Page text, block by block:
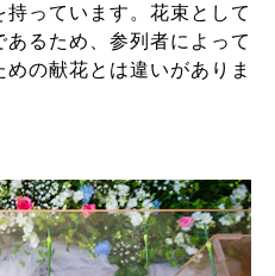
っています。花束として
るため、参列者によって
の献花とは違いがありま